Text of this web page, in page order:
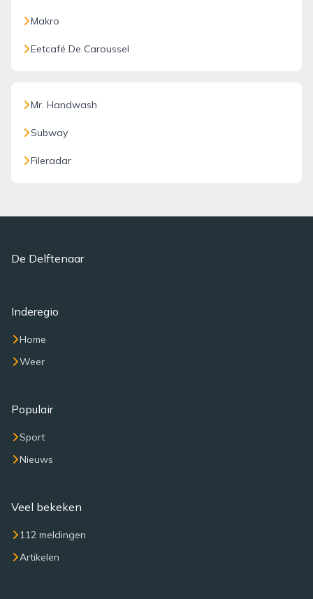
Makro
Eetcafé De Caroussel
Mr. Handwash
Subway
Fileradar
De Delftenaar
Inderegio
Home
Weer
Populair
Sport
Nieuws
Veel bekeken
112 meldingen
Artikelen